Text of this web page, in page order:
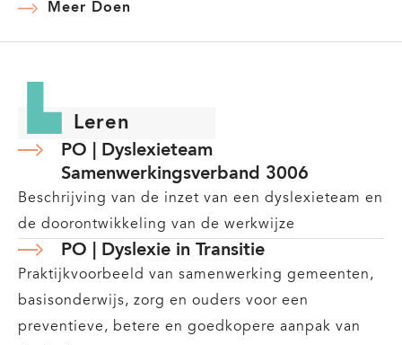
Meer Doen
Leren
PO | Dyslexieteam
Samenwerkingsverband 3006
Beschrijving van de inzet van een dyslexieteam en
de doorontwikkeling van de werkwijze
PO | Dyslexie in Transitie
Praktijkvoorbeeld van samenwerking gemeenten,
basisonderwijs, zorg en ouders voor een
preventieve, betere en goedkopere aanpak van